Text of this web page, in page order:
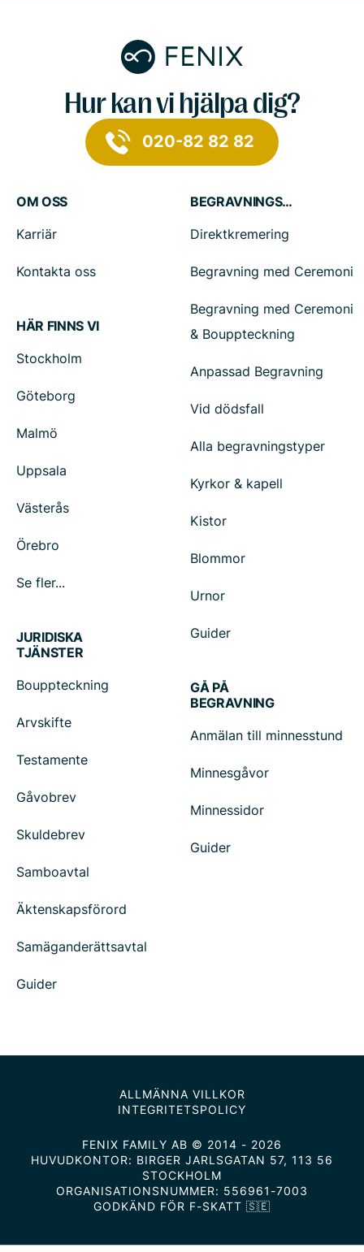
Hur kan vi hjälpa dig?
020-82 82 82
OM OSS
Karriär
Kontakta oss
HÄR FINNS VI
Stockholm
Göteborg
Malmö
Uppsala
Västerås
Örebro
Se fler...
BEGRAVNINGSTJÄNSTER
Direktkremering
Begravning med Ceremoni
Begravning med Ceremoni
& Bouppteckning
Anpassad Begravning
Vid dödsfall
Alla begravningstyper
Kyrkor & kapell
Kistor
Blommor
Urnor
Guider
JURIDISKA
TJÄNSTER
Bouppteckning
Arvskifte
Testamente
Gåvobrev
Skuldebrev
Samboavtal
Äktenskapsförord
Samäganderättsavtal
Guider
GÅ PÅ
BEGRAVNING
Anmälan till minnesstund
Minnesgåvor
Minnessidor
Guider
ALLMÄNNA VILLKOR
INTEGRITETSPOLICY
FENIX FAMILY AB © 2014 - 2026
HUVUDKONTOR: BIRGER JARLSGATAN 57, 113 56
STOCKHOLM
ORGANISATIONSNUMMER: 556961-7003
GODKÄND FÖR F-SKATT 🇸🇪